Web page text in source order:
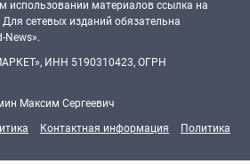
использовании материалов ссылка на
сетевых изданий обязательна
News».
ИНН 5190310423, ОГРН
Максим Сергеевич
Контактная информация
Политика